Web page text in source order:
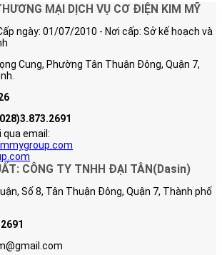
MẠI DỊCH VỤ CƠ ĐIỆN KIM MỸ
ngày: 01/07/2010 - Nơi cấp: Sở kế hoạch và
Cung, Phường Tân Thuận Đông, Quận 7,
qua email:
CÔNG TY TNHH ĐẠI TÂN(Dasin)
Số 8, Tân Thuận Đông, Quận 7, Thành phố